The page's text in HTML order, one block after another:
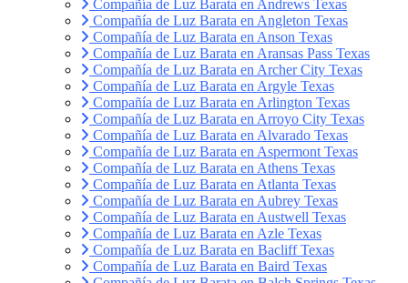
Compañía de Luz Barata en Andrews Texas
Compañía de Luz Barata en Angleton Texas
Compañía de Luz Barata en Anson Texas
Compañía de Luz Barata en Aransas Pass Texas
Compañía de Luz Barata en Archer City Texas
Compañía de Luz Barata en Argyle Texas
Compañía de Luz Barata en Arlington Texas
Compañía de Luz Barata en Arroyo City Texas
Compañía de Luz Barata en Alvarado Texas
Compañía de Luz Barata en Aspermont Texas
Compañía de Luz Barata en Athens Texas
Compañía de Luz Barata en Atlanta Texas
Compañía de Luz Barata en Aubrey Texas
Compañía de Luz Barata en Austwell Texas
Compañía de Luz Barata en Azle Texas
Compañía de Luz Barata en Bacliff Texas
Compañía de Luz Barata en Baird Texas